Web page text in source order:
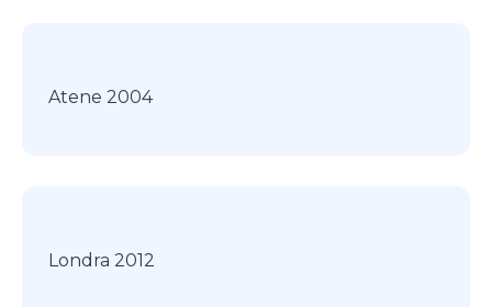
Atene 2004
Londra 2012